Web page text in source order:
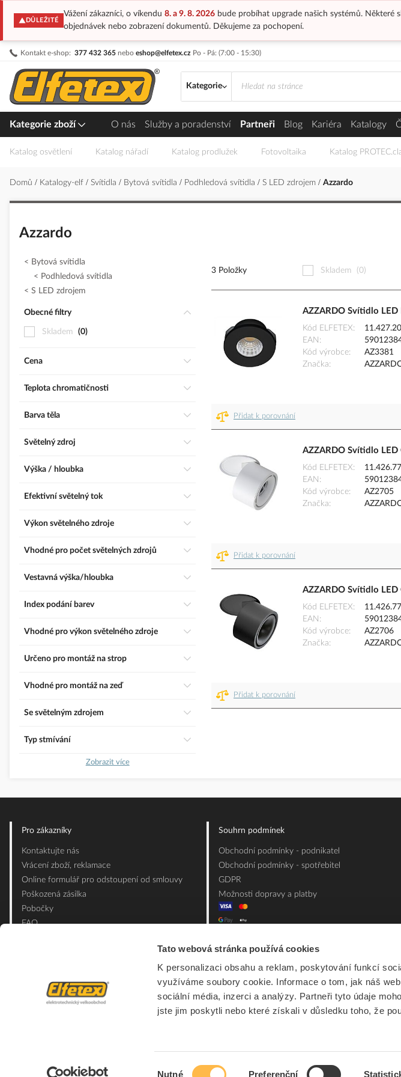
Tato webová stránka používá cookies
K personalizaci obsahu a reklam, poskytování funkcí
využíváme soubory cookie. Informace o tom, jak náš
sociální média, inzerci a analýzy. Partneři tyto údaje
jste jim poskytli nebo které získali v důsledku toho, že
Nutné Preferenční
DŮLEŽITÉ
Vážení zákazníci, o víkendu 8. a 9. 8. 2026bude probíhat upgrade našich systémů. Některé
objednávek nebo zobrazení dokumentů. Děkujeme za pochopení.
Kontakt e-shop: 377 432 365 nebo eshop@elfetex.cz Po - Pá: (7:00 - 15:30)
Přejít
obsah
Kategorie
Kategorie zboží O nás Služby a poradenství Partneři Blog Kariéra Katalogy
Katalog osvětlení Katalog nářadí Katalog prodlužek Fotovoltaika Katalog
Domů Katalogy-elf Svítidla Bytová svítidla Podhledová svítidla S LED zdrojem Azzardo
Azzardo
3 Položky Skladem (0)
AZZARDO Svítidlo
Kód ELFETEX
EAN
Kód výrobce
AZ3381
Značka
Přidat k porovnání
AZZARDO Svítidlo
Kód ELFETEX
EAN
Kód výrobce
AZ2705
Značka
Přidat k porovnání
AZZARDO Svítidlo
Kód ELFETEX
EAN
Kód výrobce
AZ2706
Značka
Přidat k porovnání
Bytová svítidla
Podhledová svítidla
S LED zdrojem
Obecné filtry
Skladem 0
Cena
Teplota chromatičnosti
Barva těla
Světelný zdroj
Výška / hloubka
Efektivní světelný tok
Výkon světelného zdroje
Vhodné pro počet světelných zdrojů
Vestavná výška/hloubka
Index podání barev
Vhodné pro výkon světelného zdroje
Určeno pro montáž na strop
Vhodné pro montáž na zeď
Se světelným zdrojem
Typ stmívání
Zobrazit více
Pro zákazníky
Kontaktujte nás
Vrácení zboží, reklamace
Online formulář pro odstoupení od smlouvy
Poškozená zásilka
Pobočky
FAQ
Souhrn podmínek
Obchodní podmínky - podnikatel
Obchodní podmínky - spotřebitel
GDPR
Možnosti dopravy a platby